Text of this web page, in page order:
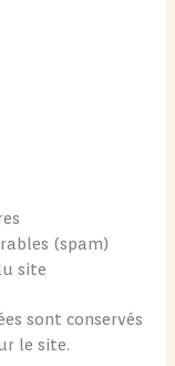
(spam)
site
sont conservés
le site.